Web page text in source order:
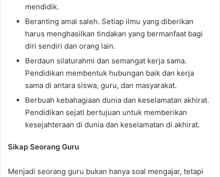
mendidik.
Beranting amal saleh. Setiap ilmu yang diberikan
harus menghasilkan tindakan yang bermanfaat bagi
diri sendiri dan orang lain.
Berdaun silaturahmi dan semangat kerja sama.
Pendidikan membentuk hubungan baik dan kerja
sama di antara siswa, guru, dan masyarakat.
Berbuah kebahagiaan dunia dan keselamatan akhirat.
Pendidikan sejati bertujuan untuk memberikan
kesejahteraan di dunia dan keselamatan di akhirat.
Sikap Seorang Guru
Menjadi seorang guru bukan hanya soal mengajar, tetapi